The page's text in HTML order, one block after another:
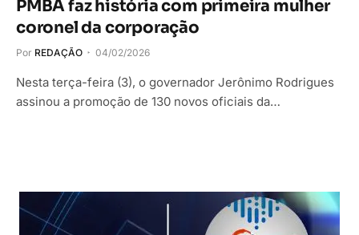
PMBA faz história com primeira mulher
coronel da corporação
Por REDAÇÃO 04/02/2026
Nesta terça-feira (3), o governador Jerônimo Rodrigues
assinou a promoção de 130 novos oficiais da…